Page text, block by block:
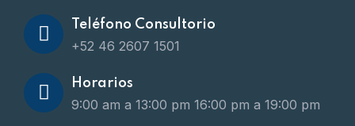
Teléfono Consultorio
+52 46 2607 1501
Horarios
9:00 am a 13:00 pm 16:00 pm a 19:00 pm